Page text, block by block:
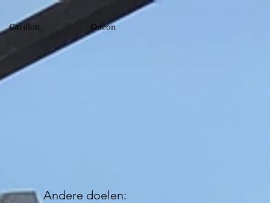
Carillon Odeon
Andere doelen: